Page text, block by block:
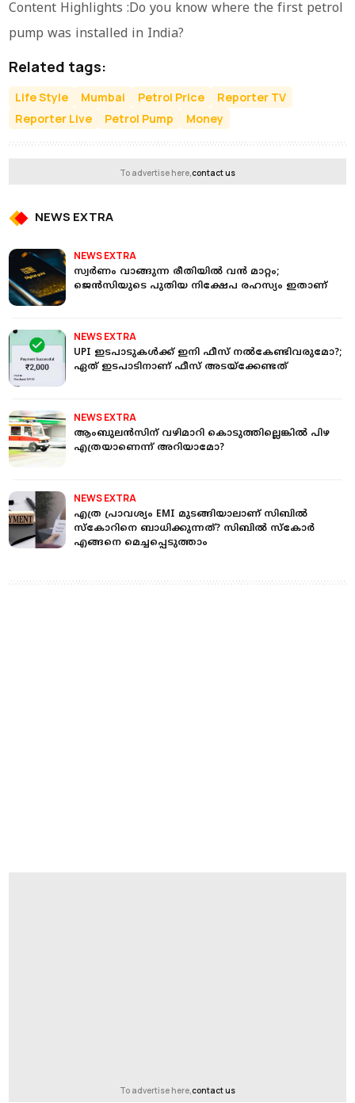
Content Highlights :Do you know where the first petrol
pump was installed in India?
Related tags:
Life Style Mumbai Petrol Price
Reporter TV
Reporter Live
Petrol Pump Money
To advertise here,contact us
NEWS EXTRA
NEWS EXTRA
സ്വര്‍ണം വാങ്ങുന്ന രീതിയില്‍ വന്‍ മാറ്റം;
ജെന്‍സിയുടെ പുതിയ നിക്ഷേപ രഹസ്യം ഇതാണ്
NEWS EXTRA
UPI ഇടപാടുകള്‍ക്ക് ഇനി ഫീസ് നല്‍കേണ്ടിവരുമോ?;
ഏത് ഇടപാടിനാണ് ഫീസ് അടയ്‌ക്കേണ്ടത്
NEWS EXTRA
ആംബുലന്‍സിന് വഴിമാറി കൊടുത്തില്ലെങ്കില്‍ പിഴ
എത്രയാണെന്ന് അറിയാമോ?
NEWS EXTRA
എത്ര പ്രാവശ്യം EMI മുടങ്ങിയാലാണ് സിബില്‍
സ്‌കോറിനെ ബാധിക്കുന്നത്? സിബില്‍ സ്‌കോര്‍
എങ്ങനെ മെച്ചപ്പെടുത്താം
To advertise here,contact us